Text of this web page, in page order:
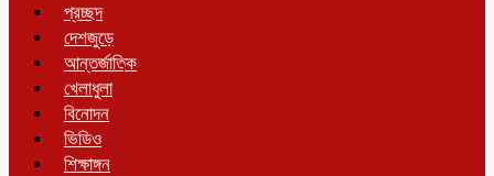
প্রচ্ছদ
দেশজুড়ে
আন্তর্জাতিক
খেলাধুলা
বিনোদন
ভিডিও
শিক্ষাঙ্গন